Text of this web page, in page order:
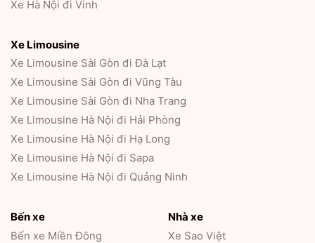
Xe Hà Nội đi Vinh
Xe Limousine
Xe Limousine Sài Gòn đi Đà Lạt
Xe Limousine Sài Gòn đi Vũng Tàu
Xe Limousine Sài Gòn đi Nha Trang
Xe Limousine Hà Nội đi Hải Phòng
Xe Limousine Hà Nội đi Hạ Long
Xe Limousine Hà Nội đi Sapa
Xe Limousine Hà Nội đi Quảng Ninh
Bến xe
Bến xe Miền Đông
Nhà xe
Xe Sao Việt